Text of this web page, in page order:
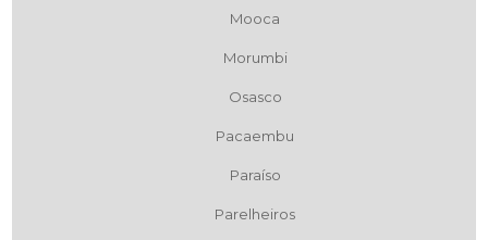
Mooca
Morumbi
Osasco
Pacaembu
Paraíso
Parelheiros